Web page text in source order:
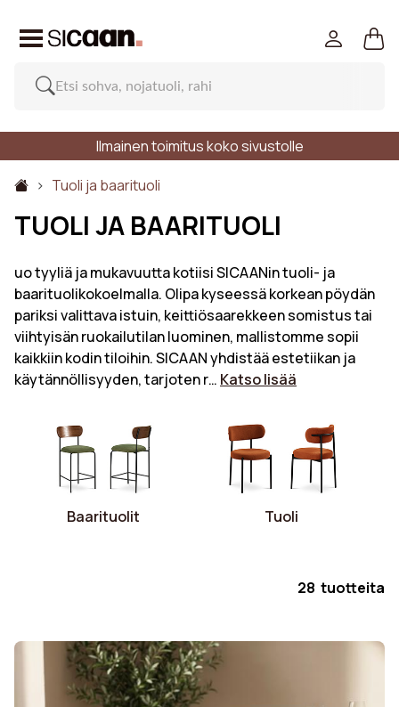
Ilmainen toimitus koko sivustolle
Tuoli ja baarituoli
TUOLI JA BAARITUOLI
uo tyyliä ja mukavuutta kotiisi SICAANin tuoli- ja
baarituolikokoelmalla. Olipa kyseessä korkean pöydän
pariksi valittava istuin, keittiösaarekkeen somistus tai
viihtyisän ruokailutilan luominen, mallistomme sopii
kaikkiin kodin tiloihin. SICAAN yhdistää estetiikan ja
käytännöllisyyden, tarjoten r… Katso lisää
Baarituolit Tuoli
28 tuotteita